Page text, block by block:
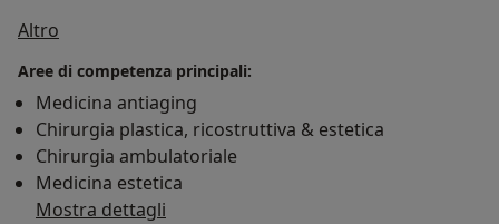
Altro
Aree di competenza principali:
Medicina antiaging
Chirurgia plastica, ricostruttiva & estetica
Chirurgia ambulatoriale
Medicina estetica
Mostra dettagli